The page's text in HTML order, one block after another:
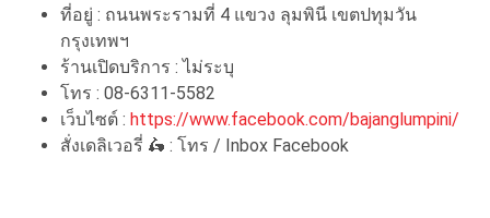
ที่อยู่ : ถนนพระรามที่ 4 แขวง ลุมพินี เขตปทุมวัน
กรุงเทพฯ
ร้านเปิดบริการ : ไม่ระบุ
โทร : 08-6311-5582
เว็บไซต์ : https://www.facebook.com/bajanglumpini/
สั่งเดลิเวอรี่ 🛵 : โทร / Inbox Facebook